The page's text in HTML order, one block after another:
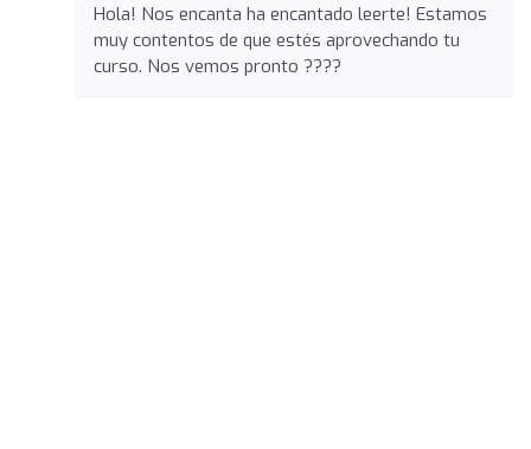
Hola! Nos encanta ha encantado leerte! Estamos
muy contentos de que estés aprovechando tu
curso. Nos vemos pronto ????